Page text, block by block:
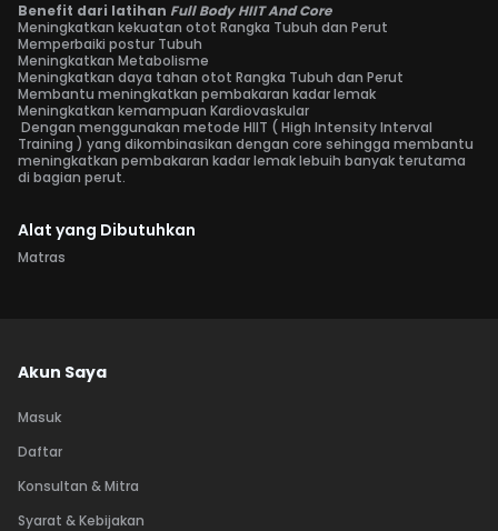
Benefit dari latihan Full Body HIIT And Core
Meningkatkan kekuatan otot Rangka Tubuh dan Perut
Memperbaiki postur Tubuh
Meningkatkan Metabolisme
Meningkatkan daya tahan otot Rangka Tubuh dan Perut
Membantu meningkatkan pembakaran kadar lemak
Meningkatkan kemampuan Kardiovaskular
Dengan menggunakan metode HIIT ( High Intensity Interval
Training ) yang dikombinasikan dengan core sehingga membantu
meningkatkan pembakaran kadar lemak lebuih banyak terutama
di bagian perut.
Alat yang Dibutuhkan
Matras
Akun Saya
Masuk
Daftar
Konsultan & Mitra
Syarat & Kebijakan